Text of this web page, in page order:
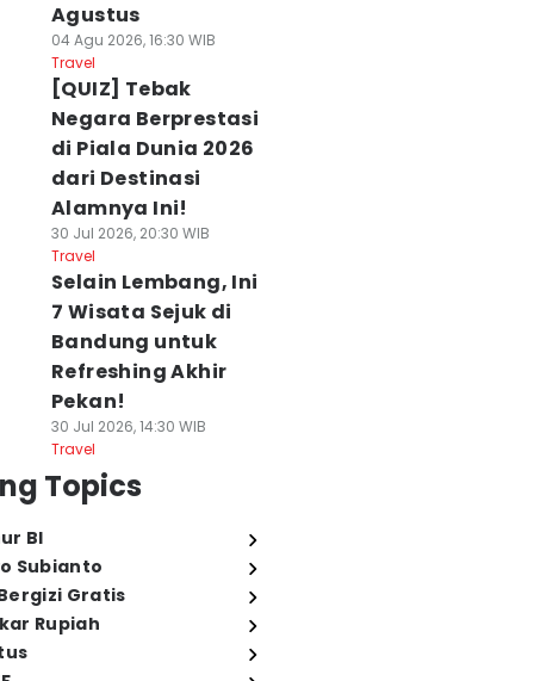
Agustus
04 Agu 2026, 16:30 WIB
Travel
[QUIZ] Tebak
Negara Berprestasi
di Piala Dunia 2026
dari Destinasi
Alamnya Ini!
30 Jul 2026, 20:30 WIB
Travel
Selain Lembang, Ini
7 Wisata Sejuk di
Bandung untuk
Refreshing Akhir
Pekan!
30 Jul 2026, 14:30 WIB
Travel
Topics
BI
Subianto
Gratis
Rupiah